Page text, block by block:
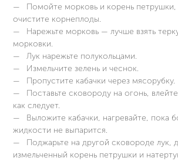
Помойте морковь и корень петрушки,
очистите корнеплоды.
Нарежьте морковь — лучше взять
морковки.
Лук нарежьте полукольцами.
Измельчите зелень и чеснок.
Пропустите кабачки через мясорубку.
Поставьте сковороду на огонь,
как следует.
Выложите кабачки, нагревайте, пока
жидкости не выпарится.
Поджарьте на другой сковороде лук,
измельченный корень петрушки и